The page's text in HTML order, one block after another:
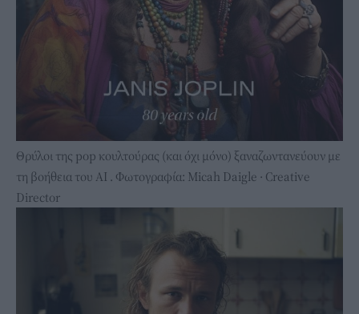
Θρύλοι της pop κουλτούρας (και όχι μόνο) ξαναζωντανεύουν με
τη βοήθεια του ΑΙ . Φωτογραφία: Micah Daigle · Creative
Director